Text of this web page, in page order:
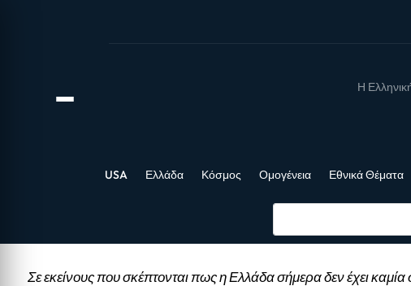
Η
USA Ελλάδα Κόσμος Ομογένεια Εθνικά Θέματα
Σε εκείνους που σκέπτονται πως η Ελλάδα σήμερα δεν έχει